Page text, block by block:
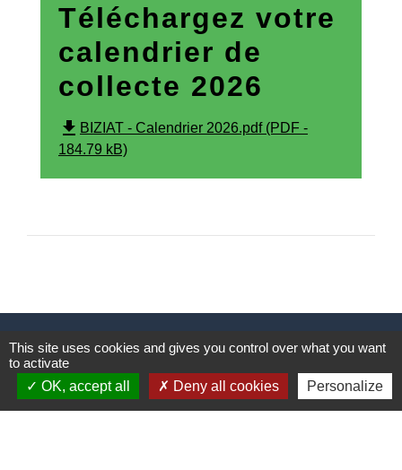
Téléchargez votre
calendrier de
collecte 2026
file_download BIZIAT - Calendrier 2026.pdf (PDF -
184.79 kB)
Contacts
233 rue Raymond Noël - ZI Parc Actival
01140 Saint-Didier-sur-Chalaronne - FRANCE
This site uses cookies and gives you control over what you want
to activate
OK, accept all
Deny all cookies Personalize